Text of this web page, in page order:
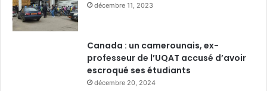
décembre 11, 2023
Canada : un camerounais, ex-
professeur de l’UQAT accusé d’avoir
escroqué ses étudiants
décembre 20, 2024